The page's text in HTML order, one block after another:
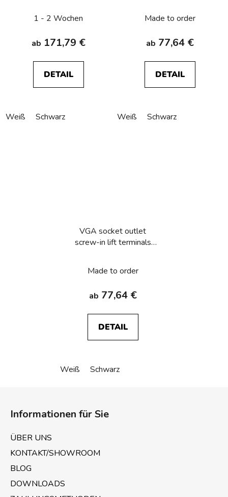
1 - 2 Wochen
ab 171,79 €
DETAIL
Weiß Schwarz
Made to order
ab 77,64 €
DETAIL
Weiß Schwarz
VGA socket outlet
screw-in lift terminals
Made to order
ab 77,64 €
DETAIL
Weiß Schwarz
Informationen für Sie
ÜBER UNS
KONTAKT/SHOWROOM
BLOG
DOWNLOADS